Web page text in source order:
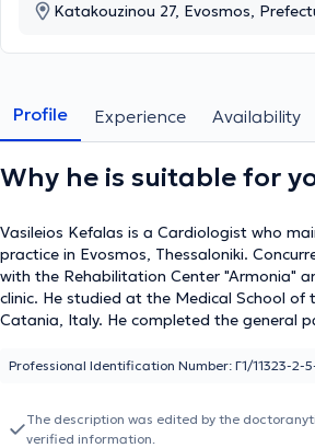
Katakouzinou 27, Evosmos,
Profile Experience Availability
Why he is suitable for
Vasileios Kefalas is a Cardiologist who
practice in Evosmos, Thessaloniki.
with the Rehabilitation Center "Armonia"
clinic. He studied at the Medical School of
Catania, Italy. He completed the general
Cardiology at the General Hospital of
specializes in echocardiography, arterial
Professional Identification Number: Γ1/11323-2-
The description was edited by the
verified information.